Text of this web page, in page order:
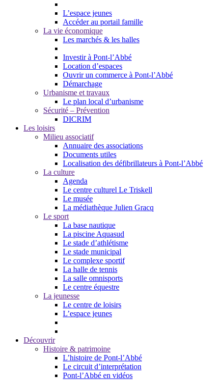
L’espace jeunes
Accéder au portail famille
La vie économique
Les marchés & les halles
Investir à Pont-l’Abbé
Location d’espaces
Ouvrir un commerce à Pont-l’Abbé
Démarchage
Urbanisme et travaux
Le plan local d’urbanisme
Sécurité – Prévention
DICRIM
Les loisirs
Milieu associatif
Annuaire des associations
Documents utiles
Localisation des défibrillateurs à Pont-l’Abbé
La culture
Agenda
Le centre culturel Le Triskell
Le musée
La médiathèque Julien Gracq
Le sport
La base nautique
La piscine Aquasud
Le stade d’athlétisme
Le stade municipal
Le complexe sportif
La halle de tennis
La salle omnisports
Le centre équestre
La jeunesse
Le centre de loisirs
L’espace jeunes
Découvrir
Histoire & patrimoine
L’histoire de Pont-l’Abbé
Le circuit d’interprétation
Pont-l’Abbé en vidéos